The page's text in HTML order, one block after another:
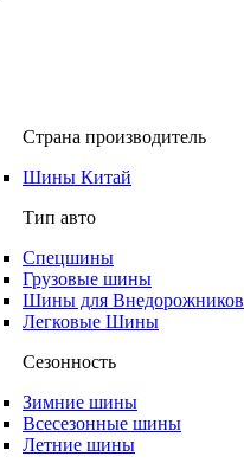
Страна производитель
Шины Китай
Тип авто
Спецшины
Грузовые шины
Шины для Внедорожников
Легковые Шины
Сезонность
Зимние шины
Всесезонные шины
Летние шины